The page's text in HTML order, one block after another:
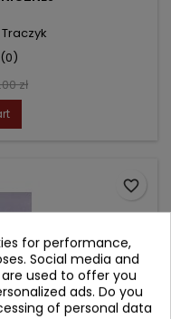
(0)
zł
favorite_border
for performance,
Social media and
used to offer you
ads. Do you
of personal data